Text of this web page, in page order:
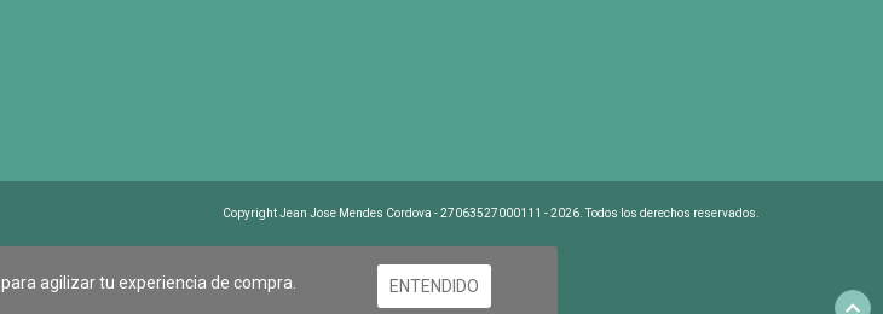
para agilizar tu experiencia de compra. ENTENDIDO
Copyright Jean Jose Mendes Cordova - 27063527000111 - 2026. Todos los derechos reservados.